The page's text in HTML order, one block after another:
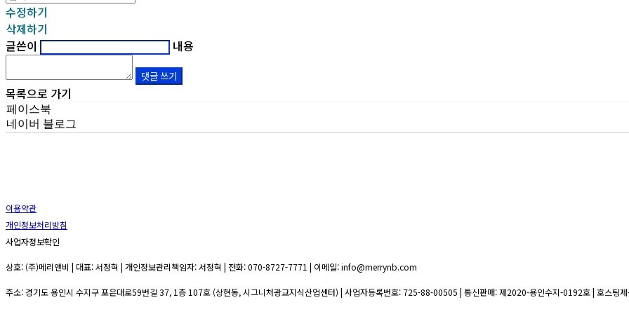
수정하기
삭제하기
글쓴이
내용
댓글 쓰기
목록으로 가기
페이스북
네이버 블로그
이용약관
개인정보처리방침
사업자정보확인
상호: (주)메리앤비 | 대표: 서정혁 | 개인정보관리책임자: 서정혁 | 전화: 070-8727-7771 | 이메일: info@merrynb.com
주소: 경기도 용인시 수지구 포은대로59번길 37, 1층 107호 (상현동, 시그니처광교지식산업센터) | 사업자등록번호: 725-88-00505 | 통신판매:제2020-용인수지-0192호| 호스팅